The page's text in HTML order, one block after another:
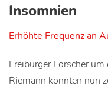
Insomnien
Erhöhte Frequenz an
Freiburger Forscher
Riemann konnten nun